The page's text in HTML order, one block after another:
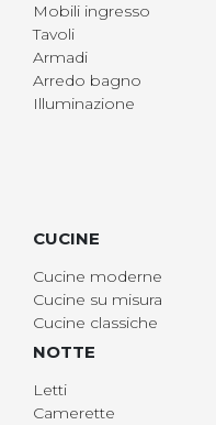
Mobili ingresso
Tavoli
Armadi
Arredo bagno
Illuminazione
CUCINE
Cucine moderne
Cucine su misura
Cucine classiche
NOTTE
Letti
Camerette